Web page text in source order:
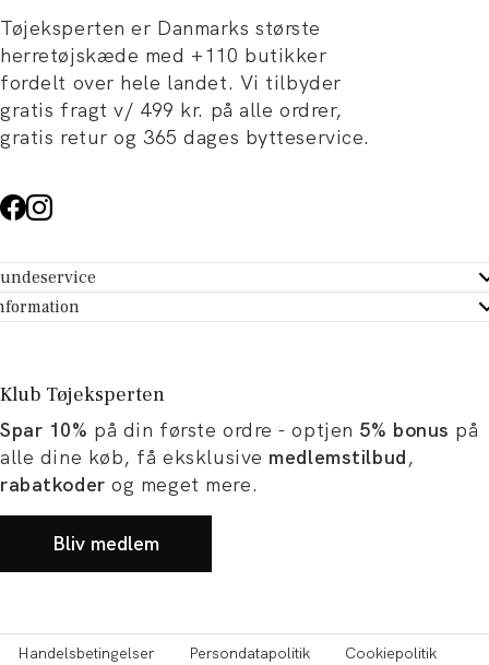
Tøjeksperten er Danmarks største
herretøjskæde med +110 butikker
fordelt over hele landet. Vi tilbyder
gratis fragt v/ 499 kr. på alle ordrer,
gratis retur og 365 dages bytteservice.
- Hjælpecenter
dit køb
Tøjeksperten
og artikler
og karriere
Klub Tøjeksperten
Spar 10% på din første ordre - optjen 5% bonus på
alle dine køb, få eksklusive medlemstilbud,
rabatkoder og meget mere.
Bliv medlem
Handelsbetingelser Persondatapolitik Cookiepolitik